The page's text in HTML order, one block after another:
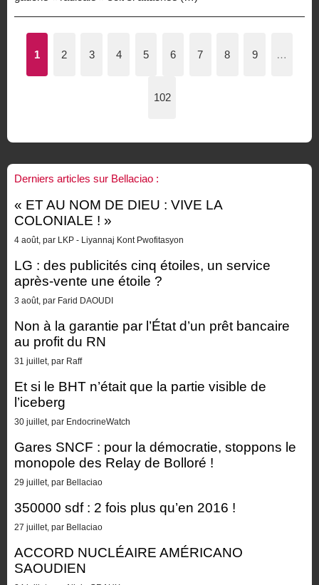
1 2 3 4 5 6 7 8 9 …
102
Derniers articles sur Bellaciao :
« ET AU NOM DE DIEU : VIVE LA
COLONIALE ! »
4 août, par LKP - Liyannaj Kont Pwofitasyon
LG : des publicités cinq étoiles, un service
après-vente une étoile ?
3 août, par Farid DAOUDI
Non à la garantie par l’État d’un prêt bancaire
au profit du RN
31 juillet, par Raff
Et si le BHT n’était que la partie visible de
l’iceberg
30 juillet, par EndocrineWatch
Gares SNCF : pour la démocratie, stoppons le
monopole des Relay de Bolloré !
29 juillet, par Bellaciao
350000 sdf : 2 fois plus qu’en 2016 !
27 juillet, par Bellaciao
ACCORD NUCLÉAIRE AMÉRICANO
SAOUDIEN